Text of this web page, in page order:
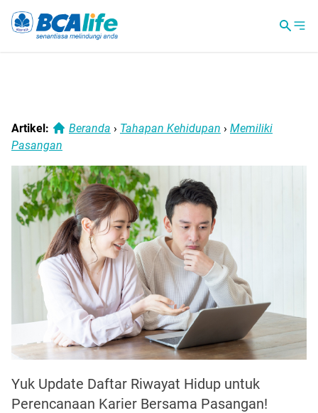
Artikel: Beranda › Tahapan Kehidupan › Memiliki
Pasangan
Yuk Update Daftar Riwayat Hidup untuk
Perencanaan Karier Bersama Pasangan!